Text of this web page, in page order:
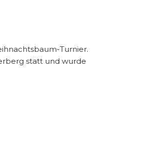
Turnier.
statt und wurde